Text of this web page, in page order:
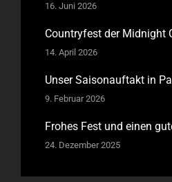
16. Juni 2026
Countryfest der Midnight
14. April 2026
Unser Saisonauftakt in
9. Februar 2026
Frohes Fest und einen
24. Dezember 2025